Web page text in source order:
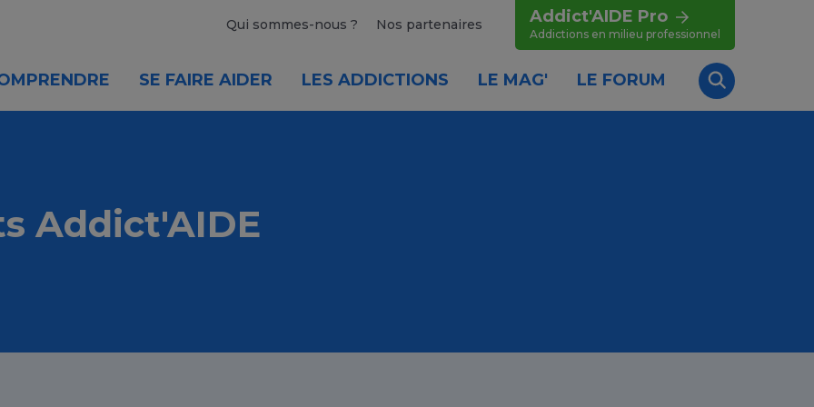
Qui sommes-nous ? Nos partenaires Addict'AIDE Pro
Addictions en milieu professionnel
SE FAIRE AIDER LES ADDICTIONS LE MAG' LE FORUM
Recherche
Addict'AIDE